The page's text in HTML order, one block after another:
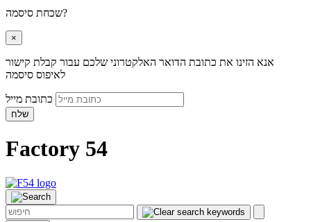
שכחת סיסמה?
×
אנא הזינו את כתובת הדואר האלקטרוני שלכם עבור קבלת קישור
לאיפוס סיסמה
שלח
Factory 54